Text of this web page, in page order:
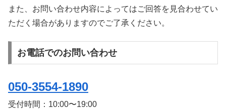
また、お問い合わせ内容によってはご回答を見合わせてい
ただく場合がありますのでご了承ください。
お電話でのお問い合わせ
050-3554-1890
受付時間： 10:00〜19:00